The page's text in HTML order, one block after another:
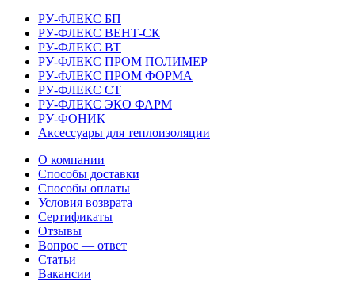
РУ-ФЛЕКС БП
РУ-ФЛЕКС ВЕНТ-СК
РУ-ФЛЕКС ВТ
РУ-ФЛЕКС ПРОМ ПОЛИМЕР
РУ-ФЛЕКС ПРОМ ФОРМА
РУ-ФЛЕКС СТ
РУ-ФЛЕКС ЭКО ФАРМ
РУ-ФОНИК
Аксессуары для теплоизоляции
О компании
Способы доставки
Способы оплаты
Условия возврата
Сертификаты
Отзывы
Вопрос — ответ
Статьи
Вакансии